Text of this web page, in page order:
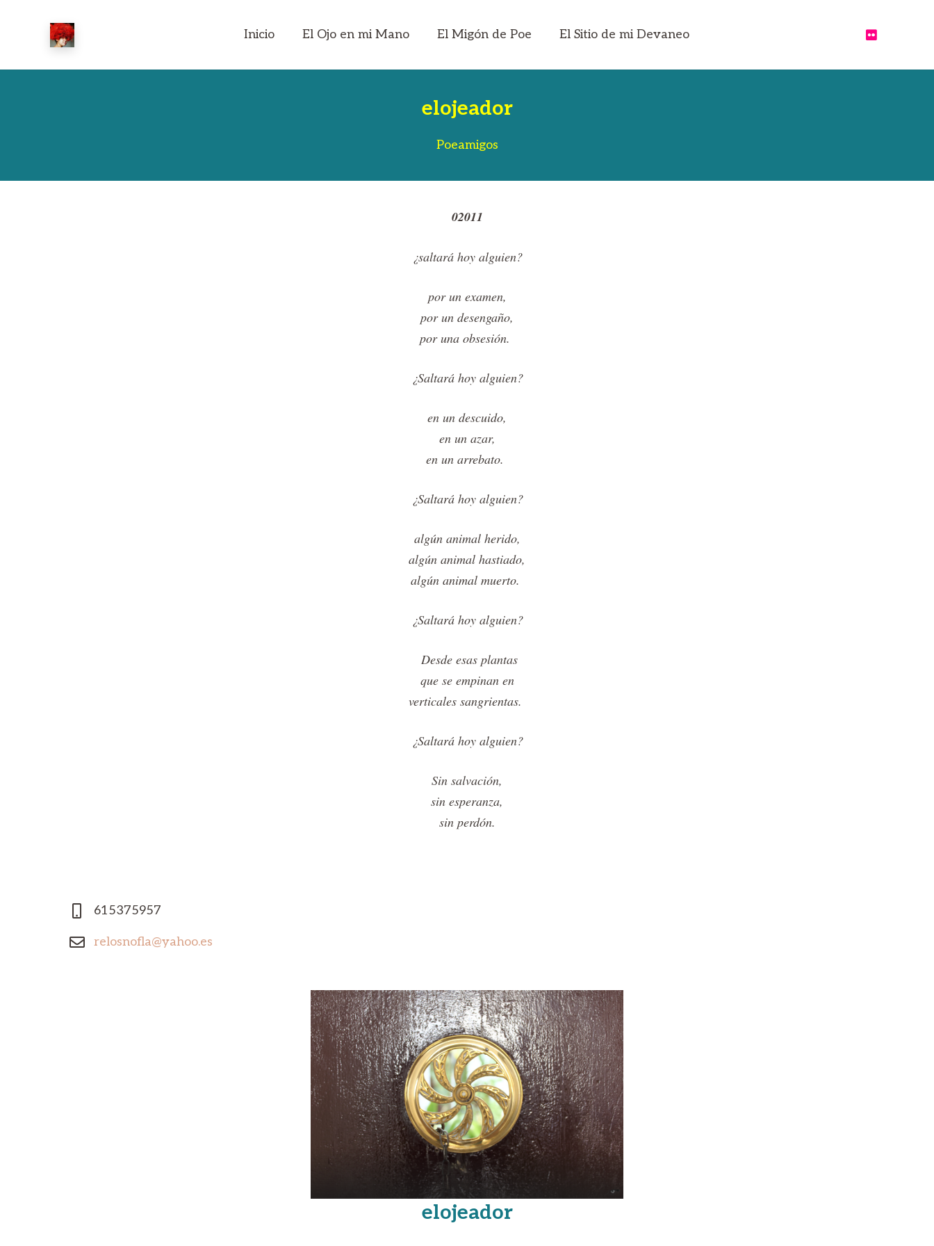
Inicio El Ojo en mi Mano El Migón de Poe El Sitio de mi Devaneo
elojeador
Poeamigos
02011
¿saltará hoy alguien?
por un examen,
por un desengaño,
por una obsesión.
¿Saltará hoy alguien?
en un descuido,
en un azar,
en un arrebato.
¿Saltará hoy alguien?
algún animal herido,
algún animal hastiado,
algún animal muerto.
¿Saltará hoy alguien?
Desde esas plantas
que se empinan en
verticales sangrientas.
¿Saltará hoy alguien?
Sin salvación,
sin esperanza,
sin perdón.
615375957
relosnofla@yahoo.es
elojeador